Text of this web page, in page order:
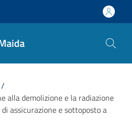
/
alla demolizione e la radiazione
assicurazione e sottoposto a